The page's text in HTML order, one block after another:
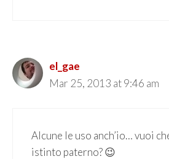
el_gae
Mar 25, 2013 at 9:46 am
Alcune le uso anch’io… vuoi
istinto paterno? 😉